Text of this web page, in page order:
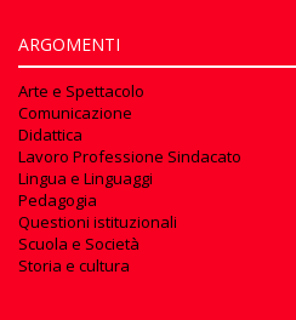
ARGOMENTI
Arte e Spettacolo
Comunicazione
Didattica
Lavoro Professione Sindacato
Lingua e Linguaggi
Pedagogia
Questioni istituzionali
Scuola e Società
Storia e cultura